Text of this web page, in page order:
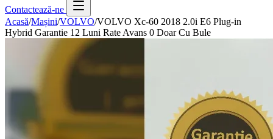
Contactează-ne
Acasă/Mașini/VOLVO/VOLVO Xc-60 2018 2.0i E6 Plug-in
Hybrid Garantie 12 Luni Rate Avans 0 Doar Cu Bule